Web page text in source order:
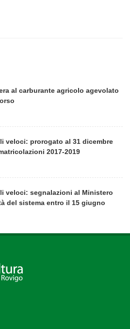
al carburante agricolo agevolato
veloci: prorogato al 31 dicembre
2017-2019
veloci: segnalazioni al Ministero
del sistema entro il 15 giugno